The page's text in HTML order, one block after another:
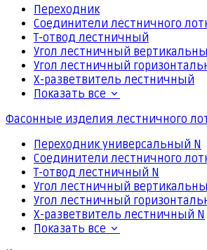
Переходник
Соединители лестничного
Т-отвод лестничный
Угол лестничный
Угол лестничный
Х-разветвитель лестничный
Показать все
Фасонные изделия лестничного
Переходник универсальный N
Соединители лестничного
Т-отвод лестничный N
Угол лестничный
Угол лестничный
Х-разветвитель лестничный N
Показать все